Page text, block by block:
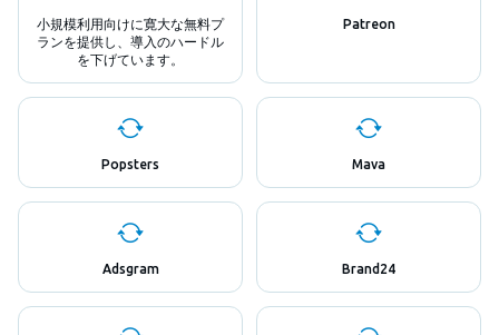
小規模利用向けに寛大な無料プ
ランを提供し、導入のハードル
を下げています。
Patreon
Popsters Mava
Adsgram Brand24